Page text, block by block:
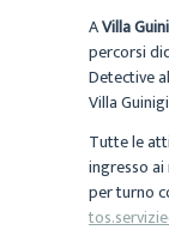
AVilla
percorsi
Detective
Villa
Tutte le
ingresso
per turno